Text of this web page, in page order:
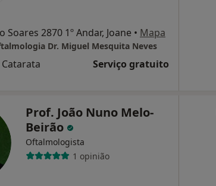
Soares 2870 1º Andar, Joane • Mapa
Dr. Miguel Mesquita Neves
Serviço gratuito
Prof. João Nuno Melo-
Beirão
Oftalmologista
1 opinião